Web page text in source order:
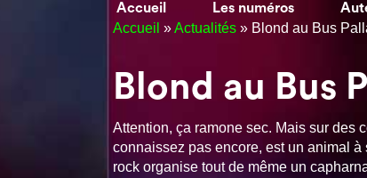
Accueil Les numéros
Accueil »Actualités » Blond au Bus
Blond au Bus
Attention, ça ramone sec. Mais sur des
connaissez pas encore, est un animal
rock organise tout de même un